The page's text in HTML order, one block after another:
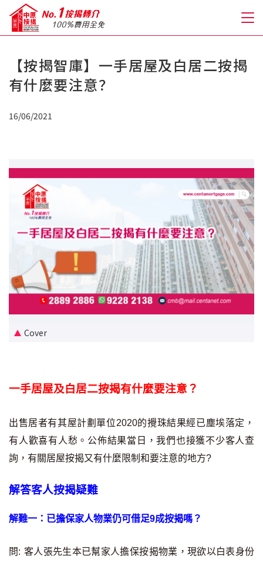
關於我們
免費開戶轉介服務
私人貸款
新盤優越按揭優惠
中原按揭標籤優惠
推薦齊齊友賞
按揭計算
轉按計算
置業預算
工商舖按揭計算
【按揭智庫】一手居屋及白居二按揭
有什麼要注意？
16/06/2021
Cover
一手居屋及白居二按揭有什麼要注意？
出售居者有其屋計劃單位2020的攪珠結果經已塵埃落定，
有人歡喜有人愁。公佈結果當日，我們也接獲不少客人查
詢，有關居屋按揭又有什麼限制和要注意的地方?
解答客人按揭疑難
解難一：已擔保家人物業仍可借足9成按揭嗎？
問: 客人張先生本已幫家人擔保按揭物業，現欲以白表身份